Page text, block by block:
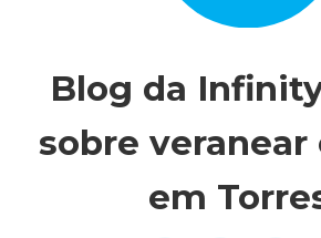
Blog da
sobre veranear
em